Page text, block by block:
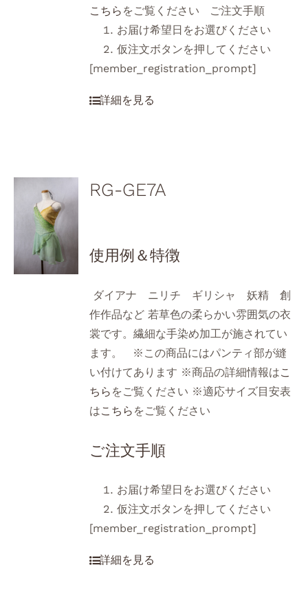
こちら をご覧ください ご注文手順
お届け希望日をお選びください
仮注文ボタンを押してください
[member_registration_prompt]
RG-GE7A
使用例＆特徴
ダイアナ ニリチ ギリシャ 妖精 創
作作品など 若草色の柔らかい雰囲気の衣
裳です。繊細な手染め加工が施されてい
ます。 ※この商品にはパンティ部が縫
い付けてあります ※商品の詳細情報はこ
ちら をご覧ください ※適応サイズ目安表
はこちら をご覧ください
ご注文手順
お届け希望日をお選びください
仮注文ボタンを押してください
[member_registration_prompt]